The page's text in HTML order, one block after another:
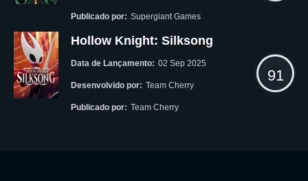
Publicado por: Supergiant Games
Hollow Knight: Silksong
Data de Lançamento: 02 Sep 2025
Desenvolvido por: Team Cherry
Publicado por: Team Cherry
91